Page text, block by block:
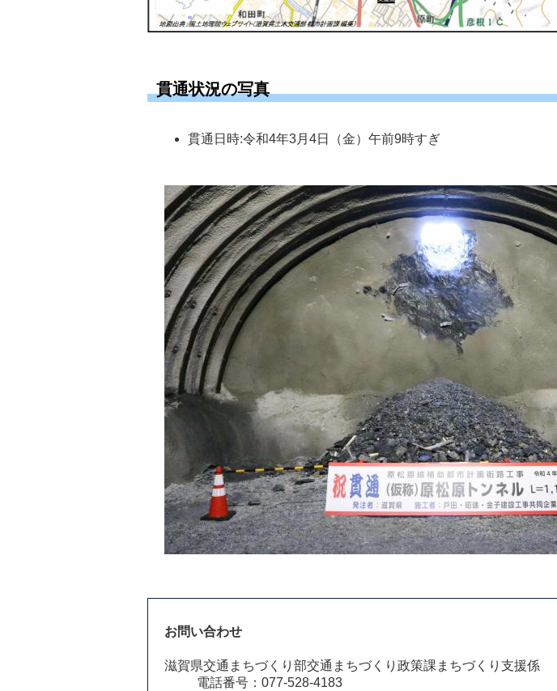
貫通状況の写真
貫通日時:令和4年3月4日（金）午前9時すぎ
お問い合わせ
滋賀県交通まちづくり部交通まちづくり政策課まちづくり支援係
電話番号：077-528-4183